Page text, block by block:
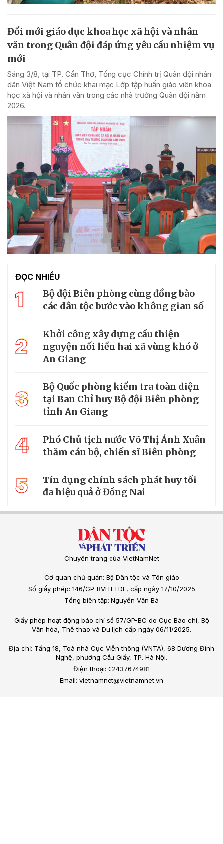
Đổi mới giáo dục khoa học xã hội và nhân
văn trong Quân đội đáp ứng yêu cầu nhiệm vụ
mới
Sáng 3/8, tại TP. Cần Thơ, Tổng cục Chính trị Quân đội nhân
dân Việt Nam tổ chức khai mạc Lớp tập huấn giáo viên khoa
học xã hội và nhân văn trong các nhà trường Quân đội năm
2026.
ĐỌC NHIỀU
1
Bộ đội Biên phòng cùng đồng bào
các dân tộc bước vào không gian số
2
Khởi công xây dựng cầu thiện
nguyện nối liền hai xã vùng khó ở
An Giang
3
Bộ Quốc phòng kiểm tra toàn diện
tại Ban Chỉ huy Bộ đội Biên phòng
tỉnh An Giang
4
Phó Chủ tịch nước Võ Thị Ánh Xuân
thăm cán bộ, chiến sĩ Biên phòng
5
Tín dụng chính sách phát huy tối
đa hiệu quả ở Đồng Nai
Chuyên trang của VietNamNet
Cơ quan chủ quản: Bộ Dân tộc và Tôn giáo
Số giấy phép: 146/GP-BVHTTDL, cấp ngày 17/10/2025
Tổng biên tập: Nguyễn Văn Bá
Giấy phép hoạt động báo chí số 57/GP-BC do Cục Báo chí, Bộ
Văn hóa, Thể thao và Du lịch cấp ngày 06/11/2025.
Địa chỉ: Tầng 18, Toà nhà Cục Viễn thông (VNTA), 68 Dương Đình
Nghệ, phường Cầu Giấy, TP. Hà Nội.
Điện thoại: 02437674981
Email: vietnamnet@vietnamnet.vn